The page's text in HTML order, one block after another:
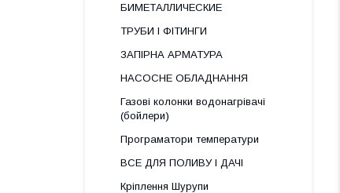
БИМЕТАЛЛИЧЕСКИЕ
ТРУБИ І ФІТИНГИ
ЗАПІРНА АРМАТУРА
НАСОСНЕ ОБЛАДНАННЯ
Газові колонки водонагрівачі
(бойлери)
Програматори температури
ВСЕ ДЛЯ ПОЛИВУ І ДАЧІ
Кріплення Шурупи